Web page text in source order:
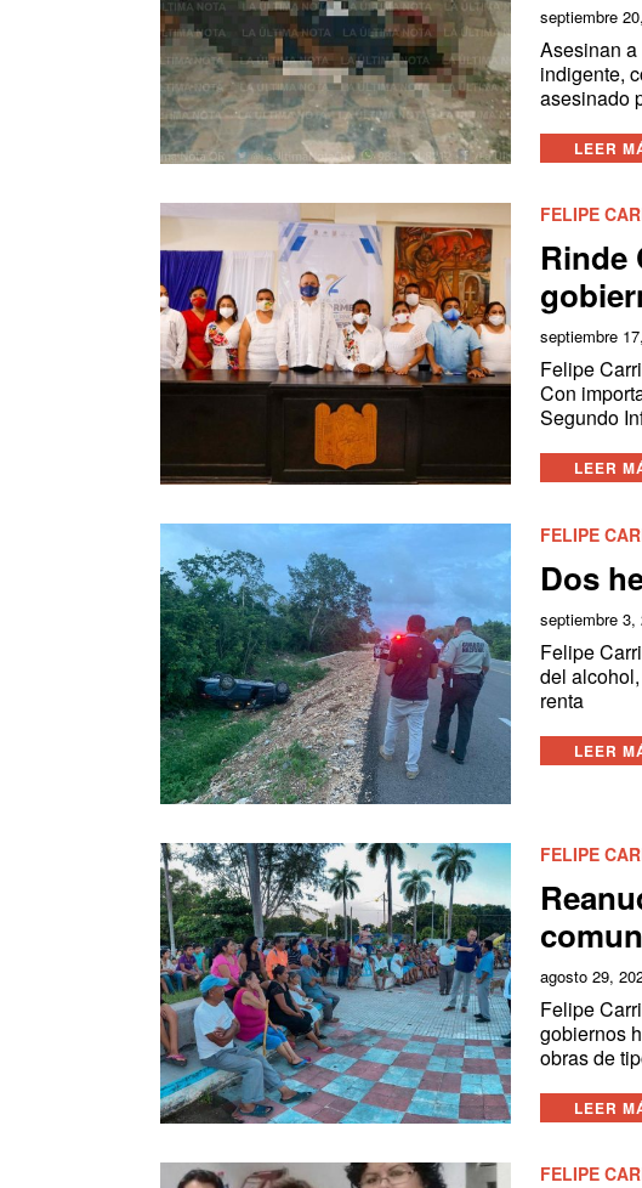
septiembre
Asesinan
indigente,
asesinado
LEER
FELIPE
Rinde
septiembre
Felipe
Con
Segundo
LEER
FELIPE
Dos
septiembre 3,
Felipe
del
renta
LEER
FELIPE
agosto 29,
Felipe
gobiernos
obras de
LEER
FELIPE